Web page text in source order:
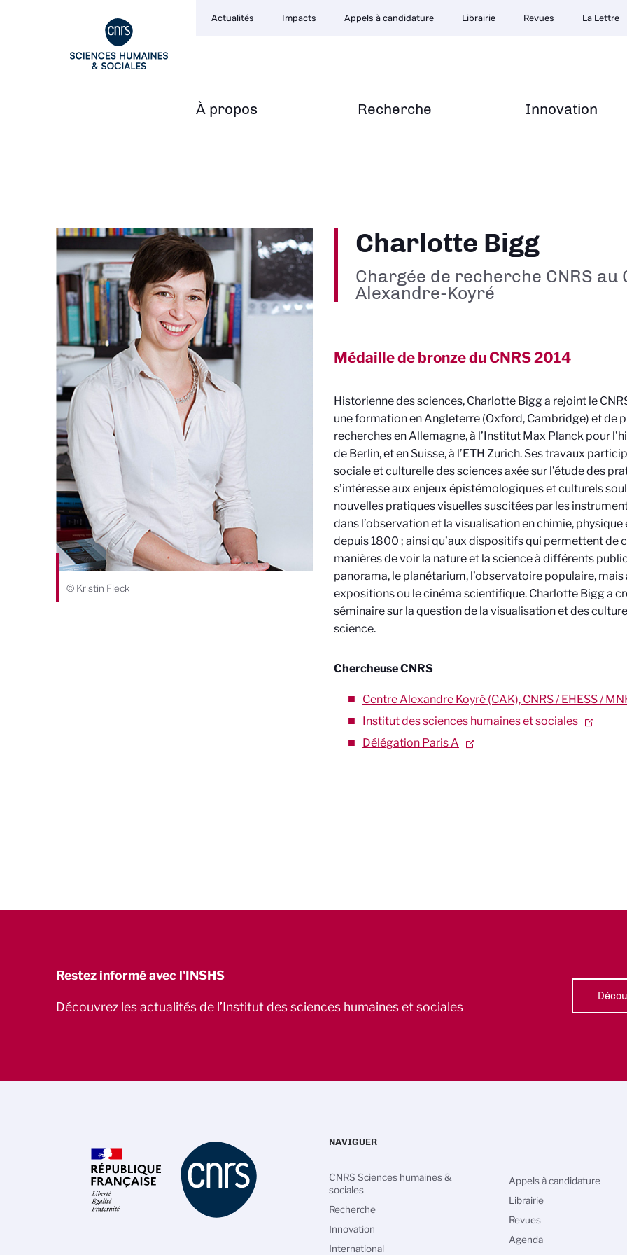
Navigation
À propos Recherche Innovation
secondaire
Actualités Impacts Appels à candidature Librairie Revues La Lettre
© Kristin Fleck
Charlotte Bigg
Chargée de recherche CNRS au
Alexandre-Koyré
Médaille de bronze du CNRS2014
Historienne des sciences, Charlotte Bigg a rejoint le
une formation en Angleterre (Oxford, Cambridge) et de
recherches en Allemagne, à l’Institut Max Planck pour
de Berlin, et en Suisse, à l’ETH Zurich. Ses travaux
sociale et culturelle des sciences axée sur l’étude des
s’intéresse aux enjeux épistémologiques et culturels
nouvelles pratiques visuelles suscitées par les
dans l’observation et la visualisation en chimie,
depuis 1800 ; ainsi qu’aux dispositifs qui permettent de
manières de voir la nature et la science à différents
panorama, le planétarium, l’observatoire populaire, mais
expositions ou le cinéma scientifique. Charlotte Bigg a
séminaire sur la question de la visualisation et des
science.
Chercheuse CNRS
Centre Alexandre Koyré (CAK), CNRS / EHESS /
Institut des sciences humaines et sociales
Délégation Paris A
Restez informé avec l'INSHS
Découvrez les actualités de l’Institut des sciences humaines et sociales
NAVIGUER
CNRS Sciences humaines &
sociales
Recherche
Innovation
International
Appels à candidature
Librairie
Revues
Agenda